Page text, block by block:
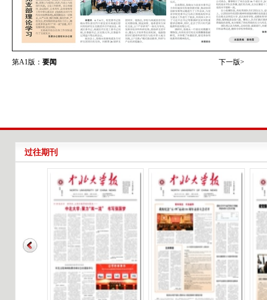
第A1版： 要闻 下一版>
过往期刊